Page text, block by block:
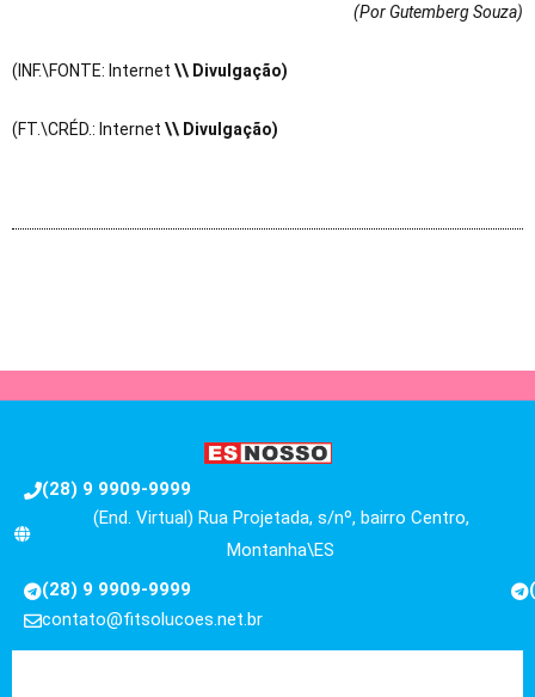
(Por Gutemberg Souza)
(INF.\FONTE: Internet \\ Divulgação)
(FT.\CRÉD.: Internet \\ Divulgação)
(28) 9 9909-9999
(End. Virtual) Rua Projetada, s/nº, bairro Centro,
Montanha\ES
(28) 9 9909-9999
contato@fitsolucoes.net.br